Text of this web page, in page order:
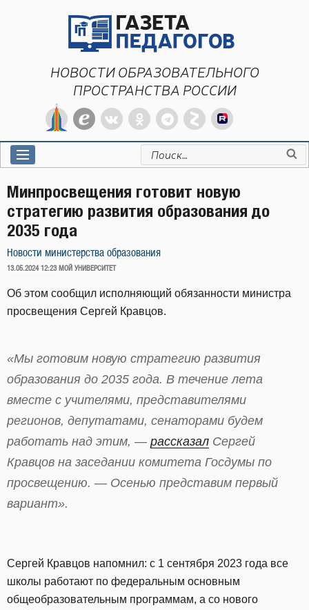
НОВОСТИ ОБРАЗОВАТЕЛЬНОГО
ПРОСТРАНСТВА РОССИИ
Искать:
Минпросвещения готовит новую
стратегию развития образования до
2035 года
Новости министерства образования
ОПУБЛИКОВАНО
13.05.2024 12:23 МОЙ УНИВЕРСИТЕТ
Об этом сообщил исполняющий обязанности министра
просвещения Сергей Кравцов.
«Мы готовим новую стратегию развития
образования до 2035 года. В течение лета
вместе с учителями, представителями
регионов, депутатами, сенаторами будем
работать над этим, — рассказал Сергей
Кравцов на заседании комитета Госдумы по
просвещению. — Осенью представим первый
вариант».
Сергей Кравцов напомнил: с 1 сентября 2023 года все
школы работают по федеральным основным
общеобразовательным программам, а со нового